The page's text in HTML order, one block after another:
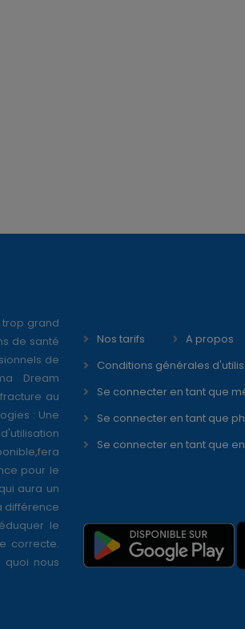
trop grand
de santé
de
Dream
au
: Une
pour le
aura un
différence
le
correcte.
quoi nous
Nos tarifs A propos
Conditions générales
Se connecter en tant que
Se connecter en tant que
Se connecter en tant que